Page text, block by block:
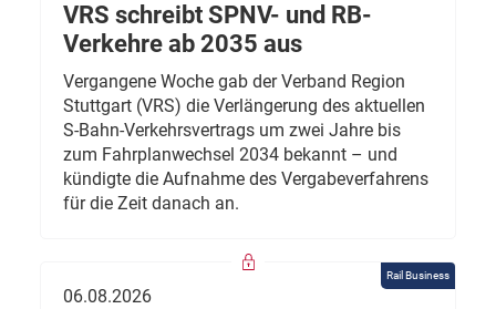
VRS schreibt SPNV- und RB-
Verkehre ab 2035 aus
Vergangene Woche gab der Verband Region
Stuttgart (VRS) die Verlängerung des aktuellen
S-Bahn-Verkehrsvertrags um zwei Jahre bis
zum Fahrplanwechsel 2034 bekannt – und
kündigte die Aufnahme des Vergabeverfahrens
für die Zeit danach an.
Rail Business
06.08.2026